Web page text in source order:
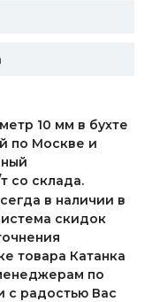
10 мм в бухте
по Москве и
со склада.
в наличии в
скидок
товара Катанка
по
с радостью Вас